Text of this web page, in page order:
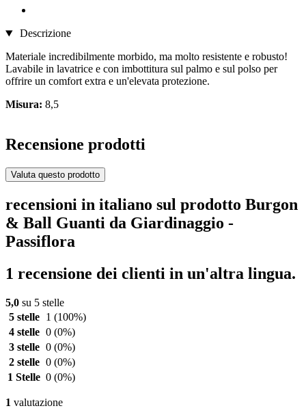
Descrizione
Materiale incredibilmente morbido, ma molto resistente e robusto!
Lavabile in lavatrice e con imbottitura sul palmo e sul polso per
offrire un comfort extra e un'elevata protezione.
Misura: 8,5
Recensione prodotti
Valuta questo prodotto
recensioni in italiano sul prodotto Burgon
& Ball Guanti da Giardinaggio -
Passiflora
1 recensione dei clienti in un'altra lingua.
5,0 su 5 stelle
5 stelle
1 (100%)
4 stelle 0 (0%)
3 stelle 0 (0%)
2 stelle 0 (0%)
1 Stelle 0 (0%)
1 valutazione